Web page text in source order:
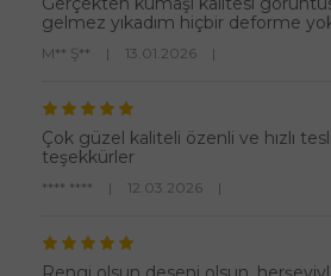
gelmez yıkadım hiçbir deforme
M** Ş** | 13.01.2026 |
Çok güzel kaliteli özenli ve hızlı
teşekkürler
**** **** | 12.03.2026 |